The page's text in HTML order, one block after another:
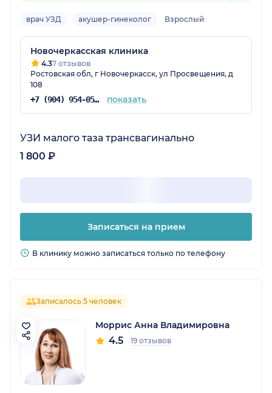
врач УЗД акушер-гинеколог Взрослый
Новочеркасская клиника
4.37 отзывов
Ростовская обл, г Новочеркасск, ул Просвещения, д
108
+7 (904) 954-05-31 показать
УЗИ малого таза трансвагинально
1 800 ₽
Записаться на прием
В клинику можно записаться только по телефону
Записалось 5 человек
Моррис Анна Владимировна
4.5 19 отзывов